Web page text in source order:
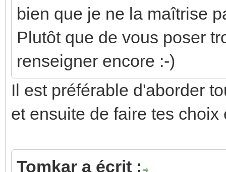
bien que je ne la maîtrise
Plutôt que de vous poser
renseigner encore :-)
Il est préférable d'aborder
et ensuite de faire tes
Tomkar a écrit :